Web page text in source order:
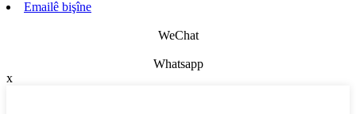
Emailê bişîne
WeChat
Whatsapp
x